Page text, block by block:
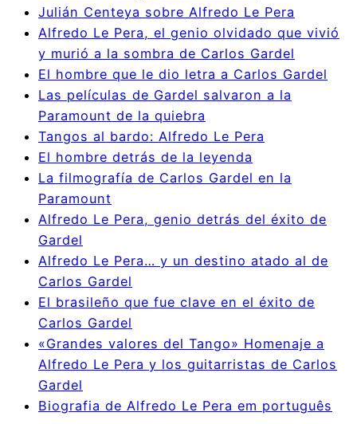
Julián Centeya sobre Alfredo Le Pera
Alfredo Le Pera, el genio olvidado que vivió
y murió a la sombra de Carlos Gardel
El hombre que le dio letra a Carlos Gardel
Las películas de Gardel salvaron a la
Paramount de la quiebra
Tangos al bardo: Alfredo Le Pera
El hombre detrás de la leyenda
La filmografía de Carlos Gardel en la
Paramount
Alfredo Le Pera, genio detrás del éxito de
Gardel
Alfredo Le Pera… y un destino atado al de
Carlos Gardel
El brasileño que fue clave en el éxito de
Carlos Gardel
«Grandes valores del Tango» Homenaje a
Alfredo Le Pera y los guitarristas de Carlos
Gardel
Biografia de Alfredo Le Pera em português